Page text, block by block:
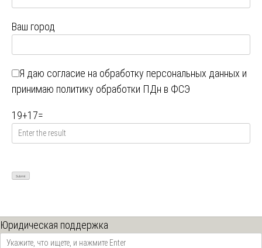
Ваш город
Я даю согласие на обработку персональных данных и
принимаю политику обработки ПДн в ФСЭ
19+17=
Юридическая поддержка